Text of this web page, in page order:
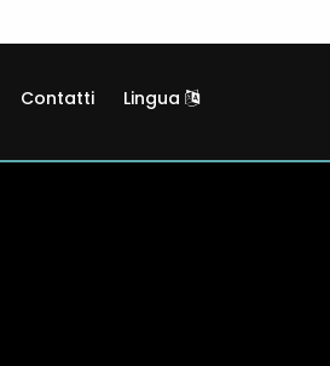
Contatti Lingua